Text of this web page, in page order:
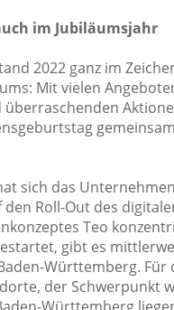
im Jubiläumsjahr
2022 ganz im
Mit vielen
überraschenden
sich das
Roll-Out des
Teo
gibt es
Württemberg. Für
der Schwerpunkt